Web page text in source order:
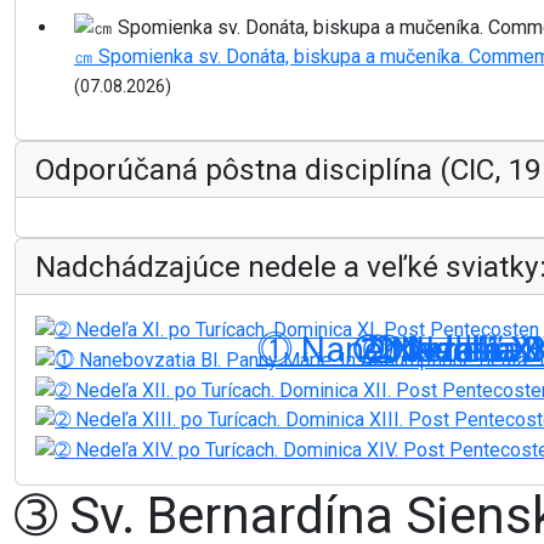
㎝ Spomienka sv. Donáta, biskupa a mučeníka.
(07.08.2026)
Odporúčaná pôstna disciplína (CIC,
Nadchádzajúce nedele a veľké sviatky:
➁ Nedeľa
⓵ Nanebovzatia
➁ Nedeľa
➁ Nedeľa
➁ Nedeľa
➂ Sv. Bernardína